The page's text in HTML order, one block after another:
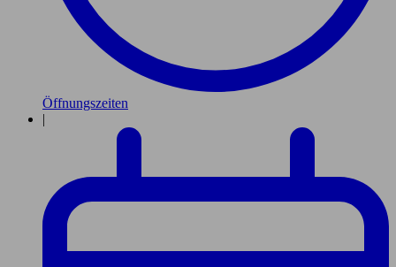
Öffnungszeiten
|